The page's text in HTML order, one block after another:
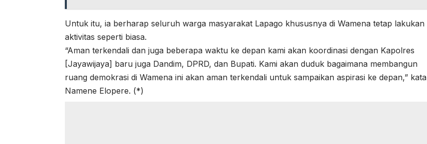
Untuk itu, ia berharap seluruh warga masyarakat Lapago khususnya di Wamena tetap lakukan
aktivitas seperti biasa.
“Aman terkendali dan juga beberapa waktu ke depan kami akan koordinasi dengan Kapolres
[Jayawijaya] baru juga Dandim, DPRD, dan Bupati. Kami akan duduk bagaimana membangun
ruang demokrasi di Wamena ini akan aman terkendali untuk sampaikan aspirasi ke depan,” kata
Namene Elopere. (*)